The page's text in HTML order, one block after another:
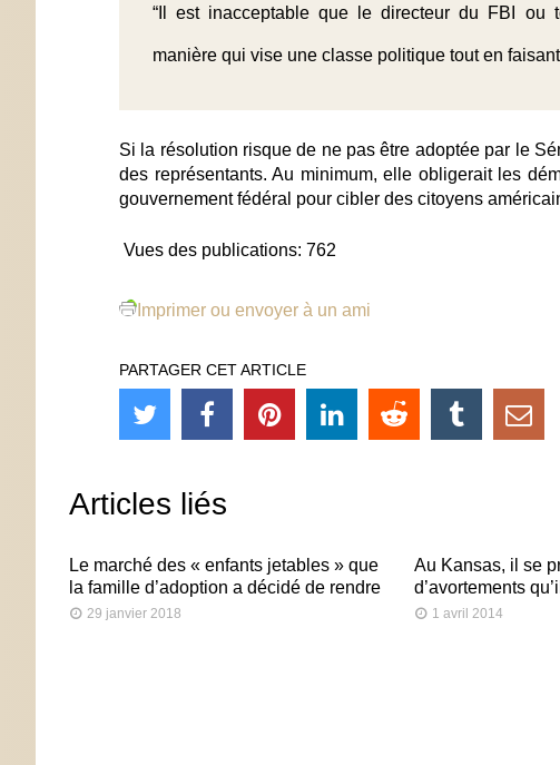
“Il est inacceptable que le directeur du FBI ou
manière qui vise une classe politique tout en faisant
Si la résolution risque de ne pas être adoptée par le
des représentants. Au minimum, elle obligerait les
gouvernement fédéral pour cibler des citoyens
Vues des publications: 762
Imprimer ou envoyer à un ami
PARTAGER CET ARTICLE
Articles liés
Le marché des « enfants jetables » que
la famille d’adoption a décidé de rendre
29 janvier 2018
Au Kansas, il se
d’avortements
1 avril 2014